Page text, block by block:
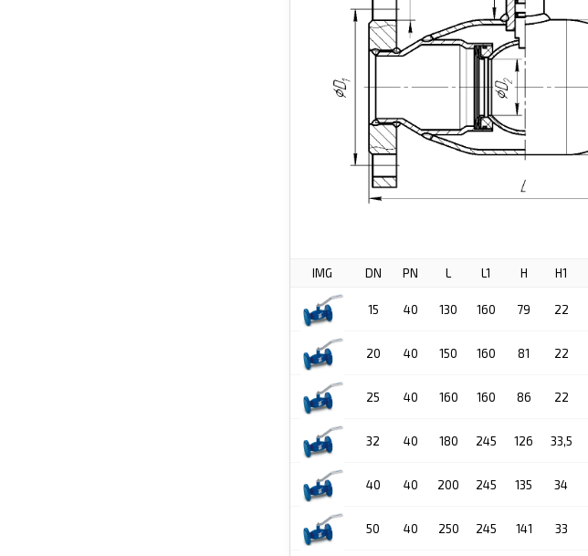
IMG DN PN L L1 H H1
15 40 130 160 79 22
20 40 150 160 81 22
25 40 160 160 86 22
32 40 180 245 126 33,5
40 40 200 245 135 34
50 40 250 245 141 33